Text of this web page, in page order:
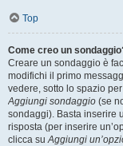
Top
Come creo un
Creare un sondaggio è
modifichi il primo
vedere, sotto lo spazio
Aggiungi sondaggio (se
sondaggi). Basta inserire
risposta (per inserire
clicca suAggiungi